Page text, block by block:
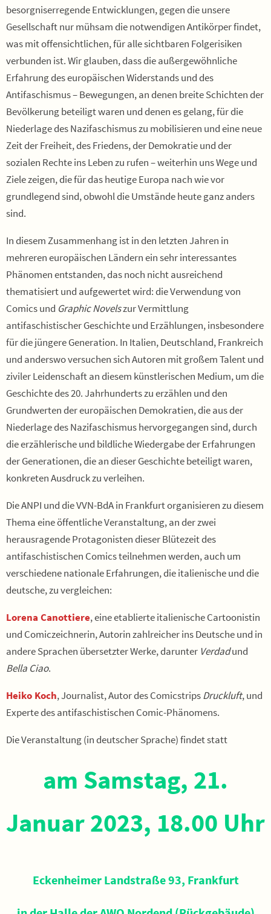
besorgniserregende Entwicklungen, gegen die unsere
Gesellschaft nur mühsam die notwendigen Antikörper findet,
was mit offensichtlichen, für alle sichtbaren Folgerisiken
verbunden ist. Wir glauben, dass die außergewöhnliche
Erfahrung des europäischen Widerstands und des
Antifaschismus – Bewegungen, an denen breite Schichten der
Bevölkerung beteiligt waren und denen es gelang, für die
Niederlage des Nazifaschismus zu mobilisieren und eine neue
Zeit der Freiheit, des Friedens, der Demokratie und der
sozialen Rechte ins Leben zu rufen – weiterhin uns Wege und
Ziele zeigen, die für das heutige Europa nach wie vor
grundlegend sind, obwohl die Umstände heute ganz anders
sind.
In diesem Zusammenhang ist in den letzten Jahren in
mehreren europäischen Ländern ein sehr interessantes
Phänomen entstanden, das noch nicht ausreichend
thematisiert und aufgewertet wird: die Verwendung von
Comics und Graphic Novelszur Vermittlung
antifaschistischer Geschichte und Erzählungen, insbesondere
für die jüngere Generation. In Italien, Deutschland, Frankreich
und anderswo versuchen sich Autoren mit großem Talent und
ziviler Leidenschaft an diesem künstlerischen Medium, um die
Geschichte des 20. Jahrhunderts zu erzählen und den
Grundwerten der europäischen Demokratien, die aus der
Niederlage des Nazifaschismus hervorgegangen sind, durch
die erzählerische und bildliche Wiedergabe der Erfahrungen
der Generationen, die an dieser Geschichte beteiligt waren,
konkreten Ausdruck zu verleihen.
Die ANPI und die VVN-BdA in Frankfurt organisieren zu diesem
Thema eine öffentliche Veranstaltung, an der zwei
herausragende Protagonisten dieser Blütezeit des
antifaschistischen Comics teilnehmen werden, auch um
verschiedene nationale Erfahrungen, die italienische und die
deutsche, zu vergleichen:
Lorena Canottiere, eine etablierte italienische Cartoonistin
und Comiczeichnerin, Autorin zahlreicher ins Deutsche und in
andere Sprachen übersetzter Werke, darunter Verdadund
Bella Ciao.
Heiko Koch, Journalist, Autor des ComicstripsDruckluft, und
Experte des antifaschistischen Comic-Phänomens.
Die Veranstaltung (in deutscher Sprache) findet statt
am Samstag, 21.
Januar 2023, 18.00 Uhr
Eckenheimer Landstraße 93, Frankfurt